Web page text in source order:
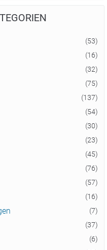
(53)
(16)
(32)
(75)
(137)
(54)
(30)
(23)
(45)
(76)
(57)
(16)
(7)
(37)
(6)